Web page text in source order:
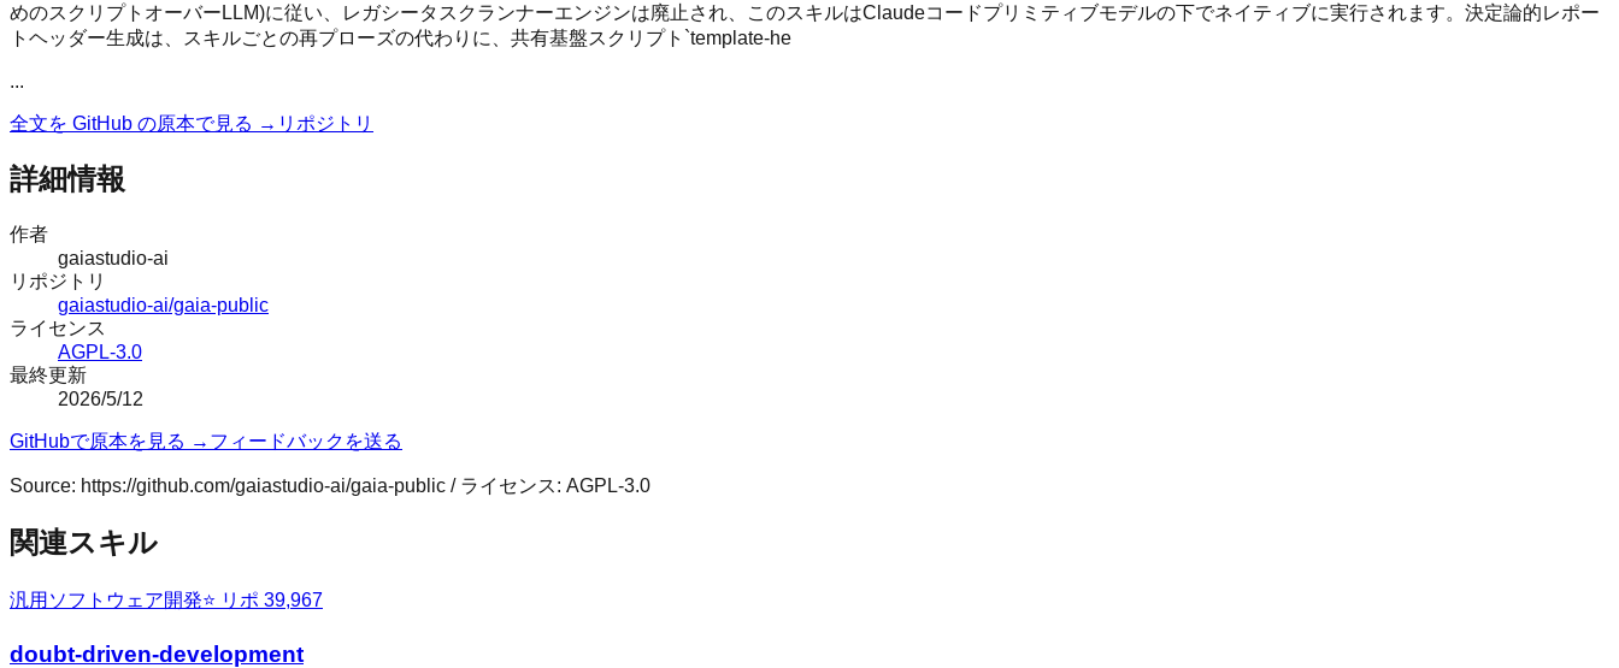
めのスクリプトオーバーLLM)に従い、レガシータスクランナーエンジンは廃止され、このスキルはClaudeコードプリミティブモデルの下でネイティブに実行されます。決定論的レポー
トヘッダー生成は、スキルごとの再プローズの代わりに、共有基盤スクリプト`template-he
...
全文を GitHub の原本で見る → リポジトリ
詳細情報
作者
gaiastudio-ai
リポジトリ
gaiastudio-ai/gaia-public
ライセンス
AGPL-3.0
最終更新
2026/5/12
GitHubで原本を見る → フィードバックを送る
Source: https://github.com/gaiastudio-ai/gaia-public / ライセンス: AGPL-3.0
関連スキル
汎用 ソフトウェア開発⭐ リポ 39,967
doubt-driven-development